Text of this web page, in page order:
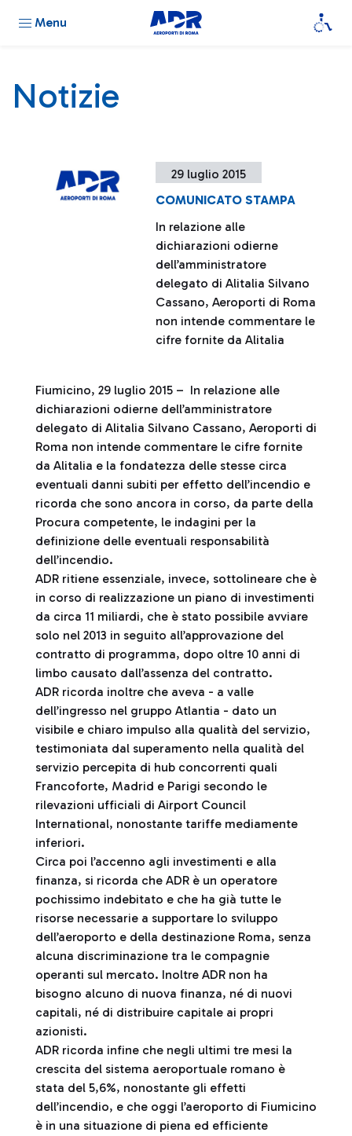
Menu
Notizie
29 luglio 2015
COMUNICATO STAMPA
In relazione alle
dichiarazioni odierne
dell’amministratore
delegato di Alitalia Silvano
Cassano, Aeroporti di Roma
non intende commentare le
cifre fornite da Alitalia
Fiumicino, 29 luglio 2015 – In relazione alle
dichiarazioni odierne dell’amministratore
delegato di Alitalia Silvano Cassano, Aeroporti di
Roma non intende commentare le cifre fornite
da Alitalia e la fondatezza delle stesse circa
eventuali danni subiti per effetto dell’incendio e
ricorda che sono ancora in corso, da parte della
Procura competente, le indagini per la
definizione delle eventuali responsabilità
dell’incendio.
ADR ritiene essenziale, invece, sottolineare che è
in corso di realizzazione un piano di investimenti
da circa 11 miliardi, che è stato possibile avviare
solo nel 2013 in seguito all’approvazione del
contratto di programma, dopo oltre 10 anni di
limbo causato dall’assenza del contratto.
ADR ricorda inoltre che aveva - a valle
dell’ingresso nel gruppo Atlantia - dato un
visibile e chiaro impulso alla qualità del servizio,
testimoniata dal superamento nella qualità del
servizio percepita di hub concorrenti quali
Francoforte, Madrid e Parigi secondo le
rilevazioni ufficiali di Airport Council
International, nonostante tariffe mediamente
inferiori.
Circa poi l’accenno agli investimenti e alla
finanza, si ricorda che ADR è un operatore
pochissimo indebitato e che ha già tutte le
risorse necessarie a supportare lo sviluppo
dell’aeroporto e della destinazione Roma, senza
alcuna discriminazione tra le compagnie
operanti sul mercato. Inoltre ADR non ha
bisogno alcuno di nuova finanza, né di nuovi
capitali, né di distribuire capitale ai propri
azionisti.
ADR ricorda infine che negli ultimi tre mesi la
crescita del sistema aeroportuale romano è
stata del 5,6%, nonostante gli effetti
dell’incendio, e che oggi l’aeroporto di Fiumicino
è in una situazione di piena ed efficiente